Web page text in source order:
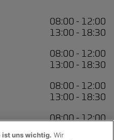
08:00 - 12:00
13:00 - 18:30
08:00 - 12:00
13:00 - 18:30
08:00 - 12:00
13:00 - 18:30
08:00 - 12:00
ist uns wichtig. Wir